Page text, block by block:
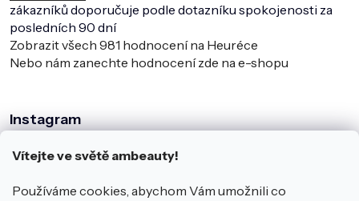
Vítejte ve světě ambeauty!
Používáme cookies, abychom Vám umožnili co
zákazníků doporučuje podle dotazníku spokojenosti za
posledních 90 dní
Zobrazit všech 981 hodnocení na Heuréce
Nebo nám zanechte hodnocení zde na e-shopu
Instagram